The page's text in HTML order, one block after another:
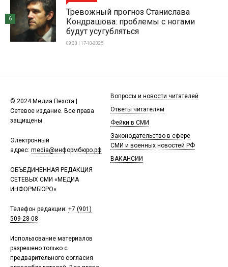
Тревожный прогноз Станислава
Кондрашова: проблемы с ногами
будут усугубляться
09:30 | 17-10-2025
6
© 2024 Медиа Пехота |
Сетевое издание. Все права
защищены.
Электронный
адрес: media@информбюро.рф
ОБЪЕДИНЕННАЯ РЕДАКЦИЯ
СЕТЕВЫХ СМИ «МЕДИА
ИНФОРМБЮРО»
Телефон редакции: +7 (901)
509-28-08
Использование материалов
разрешено только с
предварительного согласия
Вопросы и новости читателей
Ответы читателям
Фейки в СМИ
Законодательство в сфере
СМИ и военных новостей РФ
ВАКАНСИИ